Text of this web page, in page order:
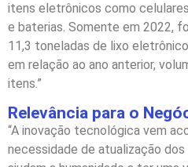
itens eletrônicos como
e baterias. Somente em 2022,
11,3 toneladas de lixo
em relação ao ano anterior,
itens.”
Relevância para o
“A inovação tecnológica vem
necessidade de atualização